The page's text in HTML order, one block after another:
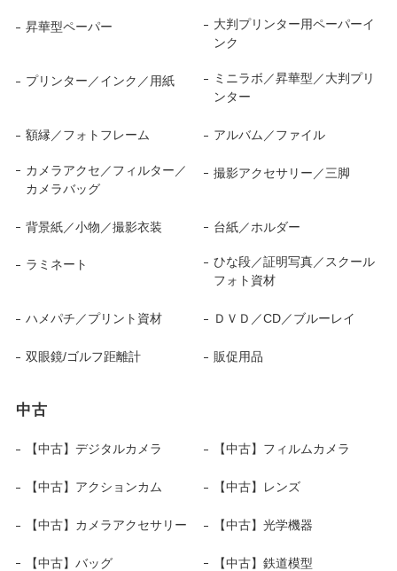
昇華型ペーパー
大判プリンター用ペーパーイ
ンク
プリンター／インク／用紙
ミニラボ／昇華型／大判プリ
ンター
額縁／フォトフレーム アルバム／ファイル
カメラアクセ／フィルター／
カメラバッグ
撮影アクセサリー／三脚
背景紙／小物／撮影衣装 台紙／ホルダー
ラミネート
ひな段／証明写真／スクール
フォト資材
ハメパチ／プリント資材 ＤＶＤ／CD／ブルーレイ
双眼鏡/ゴルフ距離計 販促用品
中古
【中古】デジタルカメラ 【中古】フィルムカメラ
【中古】アクションカム 【中古】レンズ
【中古】カメラアクセサリー 【中古】光学機器
【中古】バッグ 【中古】鉄道模型